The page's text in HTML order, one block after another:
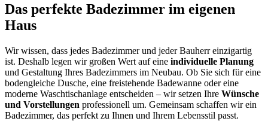
Das perfekte Badezimmer im eigenen
Haus
Wir wissen, dass jedes Badezimmer und jeder Bauherr einzigartig
ist. Deshalb legen wir großen Wert auf eine individuelle Planung
und Gestaltung Ihres Badezimmers im Neubau. Ob Sie sich für eine
bodengleiche Dusche, eine freistehende Badewanne oder eine
moderne Waschtischanlage entscheiden – wir setzen Ihre Wünsche
und Vorstellungen professionell um. Gemeinsam schaffen wir ein
Badezimmer, das perfekt zu Ihnen und Ihrem Lebensstil passt.